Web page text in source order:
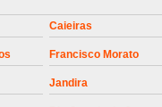
Caieiras
Francisco Morato
Jandira